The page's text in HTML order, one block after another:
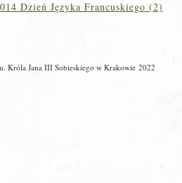
Dzień Języka Francuskiego (2)
Króla Jana III Sobieskiego w Krakowie 2022